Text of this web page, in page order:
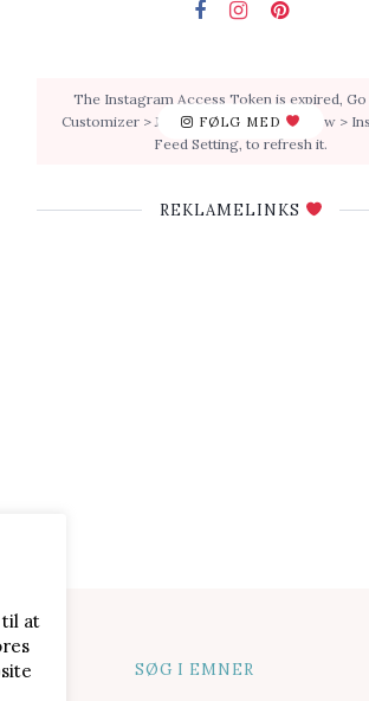
FØLG MED
The Instagram Access Token is expired,
Customizer > JNews : Social, Like & View >
Feed Setting, to refresh it.
REKLAMELINKS
SØG I EMNER
til at